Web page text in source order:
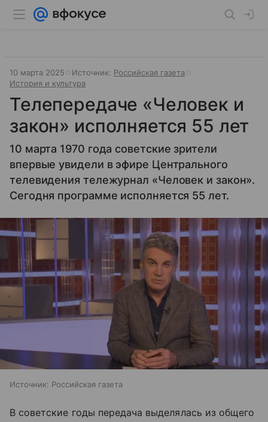
10 марта 2025 Источник: Российская газета
История и культура
Телепередаче «Человек и
закон» исполняется 55 лет
10 марта 1970 года советские зрители
впервые увидели в эфире Центрального
телевидения тележурнал «Человек и закон».
Сегодня программе исполняется 55 лет.
Источник: Российская газета
В советские годы передача выделялась из общего